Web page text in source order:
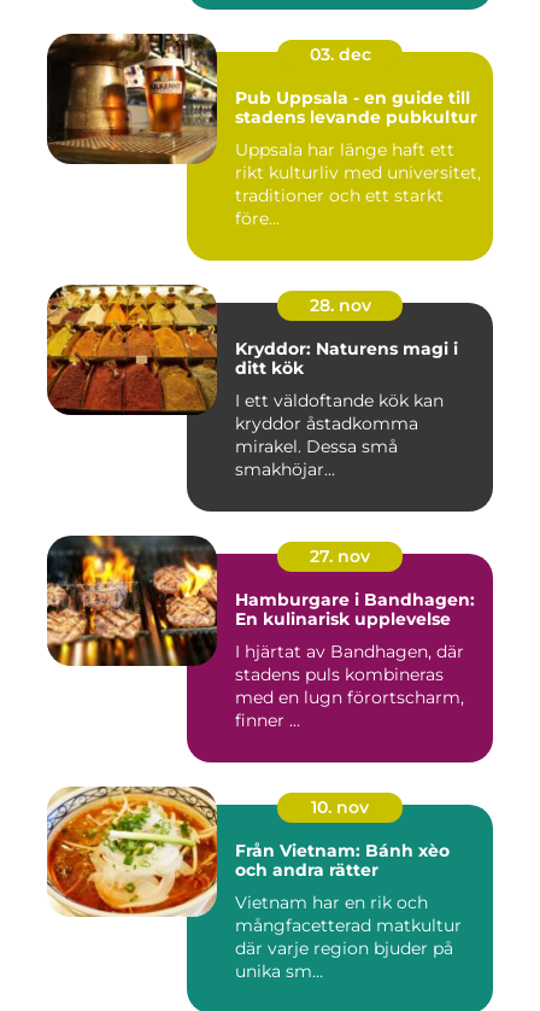
03. dec
Pub Uppsala - en guide till
stadens levande pubkultur
Uppsala har länge haft ett
rikt kulturliv med universitet,
traditioner och ett starkt
före...
28. nov
Kryddor: Naturens magi i
ditt kök
I ett väldoftande kök kan
kryddor åstadkomma
mirakel. Dessa små
smakhöjar...
27. nov
Hamburgare i Bandhagen:
En kulinarisk upplevelse
I hjärtat av Bandhagen, där
stadens puls kombineras
med en lugn förortscharm,
finner ...
10. nov
Från Vietnam: Bánh xèo
och andra rätter
Vietnam har en rik och
mångfacetterad matkultur
där varje region bjuder på
unika sm...